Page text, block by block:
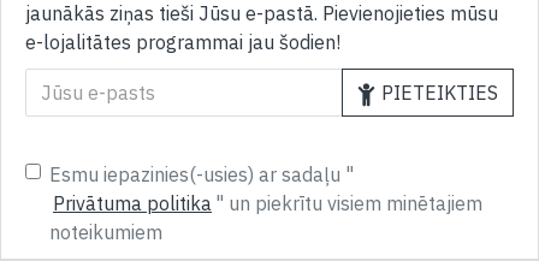
jaunākās ziņas tieši Jūsu e-pastā. Pievienojieties mūsu
e-lojalitātes programmai jau šodien!
PIETEIKTIES
Esmu iepazinies(-usies) ar sadaļu "
Privātuma politika " un piekrītu visiem minētajiem
noteikumiem